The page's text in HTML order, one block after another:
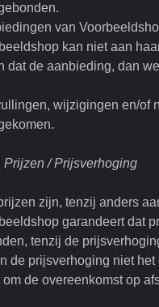
van
kan niet aan
dat de aanbieding, dan
wijzigingen en/of
Prijzen / Prijsverhoging
zijn, tenzij anders
garandeert dat
tenzij de
de prijsverhoging niet
om de overeenkomst op